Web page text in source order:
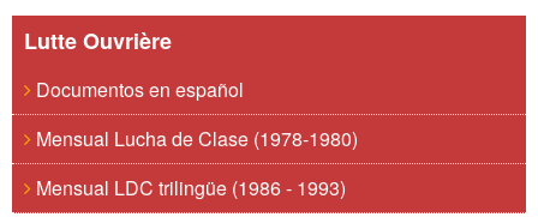
Lutte Ouvrière
Documentos en español
Mensual Lucha de Clase (1978-1980)
Mensual LDC trilingüe (1986 - 1993)